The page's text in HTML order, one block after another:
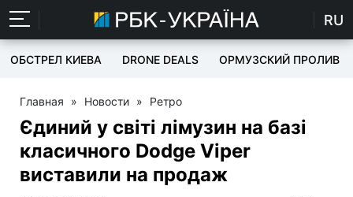
RU
ОБСТРЕЛ КИЕВА DRONE DEALS ОРМУЗСКИЙ ПРОЛИВ
Главная » Новости » Ретро
Єдиний у світі лімузин на базі
класичного Dodge Viper
виставили на продаж